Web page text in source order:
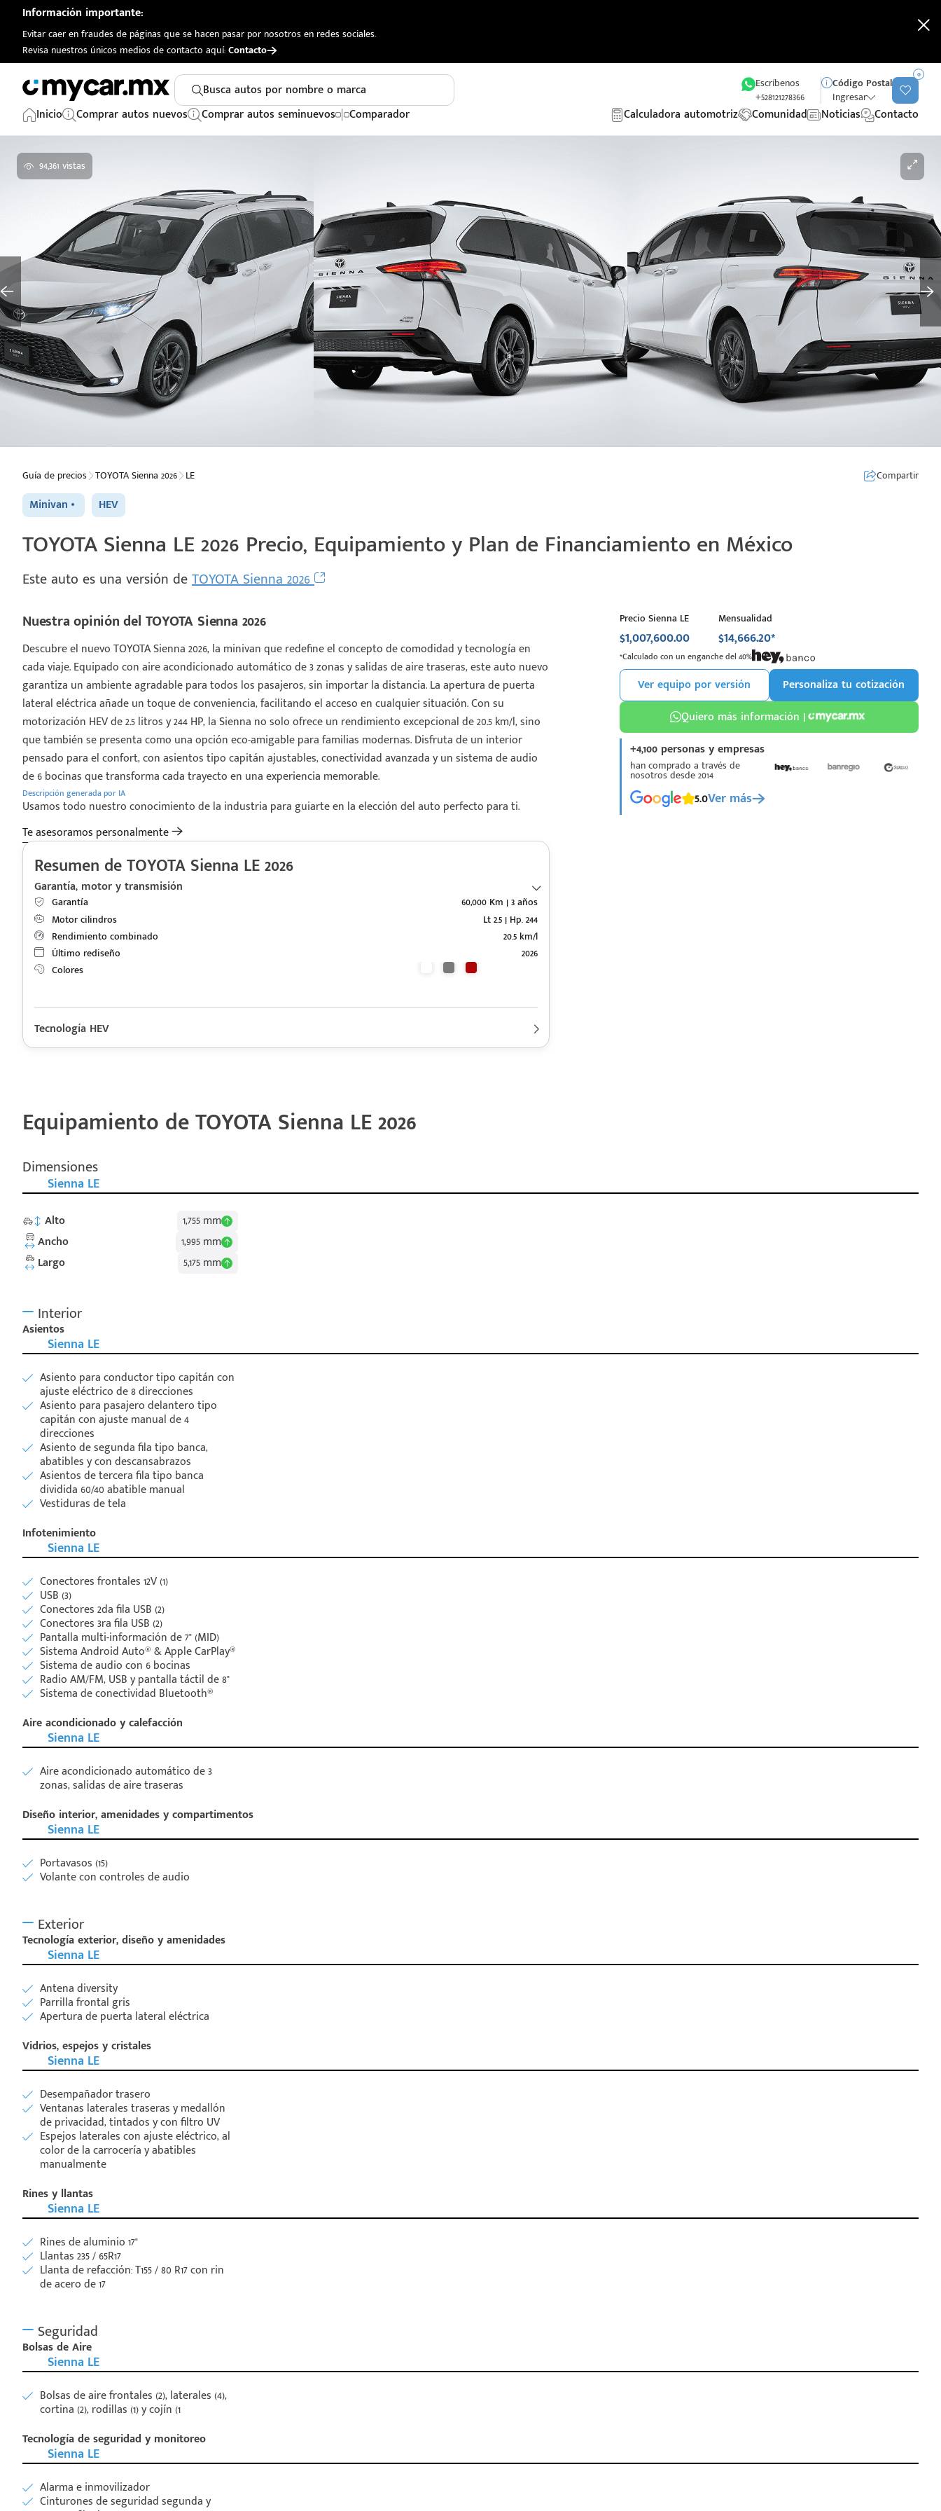
Información importante:
Evitar caer en fraudes de páginas que se hacen pasar por nosotros en redes sociales.
Revisa nuestros únicos medios de contacto aquí:Contacto
Busca autos por nombre o marca
Escríbenos
+528121278366
Código Postal
Ingresar
0
Inicio Comprar autos nuevos Comprar autos seminuevos Comparador Calculadora automotriz Comunidad Noticias Contacto
94,361 vistas
Guía de precios TOYOTA Sienna 2026 LE Compartir
Minivan HEV
TOYOTA Sienna LE 2026 Precio, Equipamiento y Plan de Financiamiento en México
Este auto es una versión deTOYOTA Sienna 2026
Nuestra opinión del TOYOTA Sienna 2026
Descubre el nuevo TOYOTA Sienna 2026, la minivan que redefine el concepto de comodidad y tecnología en
cada viaje. Equipado con aire acondicionado automático de 3 zonas y salidas de aire traseras, este auto nuevo
garantiza un ambiente agradable para todos los pasajeros, sin importar la distancia. La apertura de puerta
lateral eléctrica añade un toque de conveniencia, facilitando el acceso en cualquier situación. Con su
motorización HEV de 2.5 litros y 244 HP, la Sienna no solo ofrece un rendimiento excepcional de 20.5 km/l, sino
que también se presenta como una opción eco-amigable para familias modernas. Disfruta de un interior
pensado para el confort, con asientos tipo capitán ajustables, conectividad avanzada y un sistema de audio
de 6 bocinas que transforma cada trayecto en una experiencia memorable.
Descripción generada por IA
Usamos todo nuestro conocimiento de la industria para guiarte en la elección del auto perfecto para ti.
Te asesoramos personalmente
Resumen de TOYOTA Sienna LE 2026
Garantía, motor y transmisión
Garantía
60,000 Km | 3 años
Motor cilindros
Lt 2.5 | Hp. 244
Rendimiento combinado
20.5 km/l
Último rediseño
2026
Colores
Tecnología HEV
Descripción de funcionamiento motorización TOYOTA Sienna 2026
Precio Sienna LE
$1,007,600.00
Mensualidad
$14,666.20*
*Calculado con un enganche del 40%
Ver equipo por versión
Personaliza tu cotización
Quiero más información |
+4,100 personas y empresas
han comprado a través de
nosotros desde 2014
5.0Ver más
Equipamiento de TOYOTA Sienna LE 2026
Dimensiones
Sienna LE
Alto
1,755 mm
Ancho
1,995 mm
Largo
5,175 mm
Interior
Asientos
Sienna LE
Asiento para conductor tipo capitán con
ajuste eléctrico de 8 direcciones
Asiento para pasajero delantero tipo
capitán con ajuste manual de 4
direcciones
Asiento de segunda fila tipo banca,
abatibles y con descansabrazos
Asientos de tercera fila tipo banca
dividida 60/40 abatible manual
Vestiduras de tela
Infotenimiento
Sienna LE
Conectores frontales 12V (1)
USB (3)
Conectores 2da fila USB (2)
Conectores 3ra fila USB (2)
Pantalla multi-información de 7" (MID)
Sistema Android Auto® & Apple CarPlay®
Sistema de audio con 6 bocinas
Radio AM/FM, USB y pantalla táctil de 8"
Sistema de conectividad Bluetooth®
Aire acondicionado y calefacción
Sienna LE
Aire acondicionado automático de 3
zonas, salidas de aire traseras
Diseño interior, amenidades y compartimentos
Sienna LE
Portavasos (15)
Volante con controles de audio
Exterior
Tecnología exterior, diseño y amenidades
Sienna LE
Antena diversity
Parrilla frontal gris
Apertura de puerta lateral eléctrica
Vidrios, espejos y cristales
Sienna LE
Desempañador trasero
Ventanas laterales traseras y medallón
de privacidad, tintados y con filtro UV
Espejos laterales con ajuste eléctrico, al
color de la carrocería y abatibles
manualmente
Rines y llantas
Sienna LE
Rines de aluminio 17"
Llantas 235 / 65R17
Llanta de refacción: T155 / 80 R17 con rin
de acero de 17
Seguridad
Bolsas de Aire
Sienna LE
Bolsas de aire frontales (2), laterales (4),
cortina (2), rodillas (1) y cojín (1
Tecnología de seguridad y monitoreo
Sienna LE
Alarma e inmovilizador
Cinturones de seguridad segunda y